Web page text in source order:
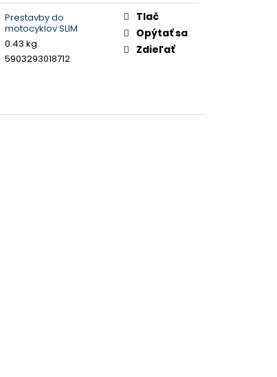
Prestavby do
motocyklov SLIM
0.43 kg
5903293018712
Tlač
Opýtať sa
Zdieľať